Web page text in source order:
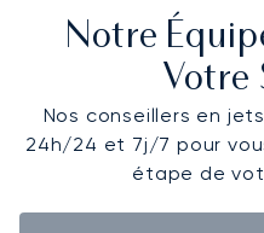
Notre
Votre
Nos conseillers en
24h/24 et 7j/7 pour
étape de